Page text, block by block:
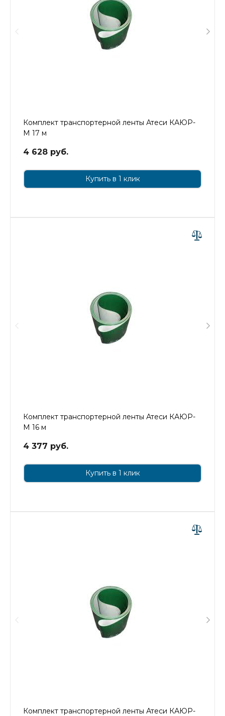
Комплект транспортерной ленты Атеси КАЮР-
М 17 м
4 628 руб.
Купить в 1 клик
Комплект транспортерной ленты Атеси КАЮР-
М 16 м
4 377 руб.
Купить в 1 клик
Комплект транспортерной ленты Атеси КАЮР-